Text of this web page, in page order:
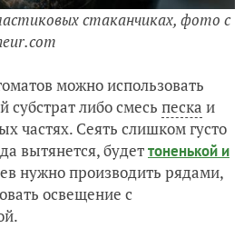
стаканчиках, фото с
можно использовать
либо смесь песка и
частях. Сеять слишком густо
вытянется, будеттоненькой и
нужно производить рядами,
освещение с